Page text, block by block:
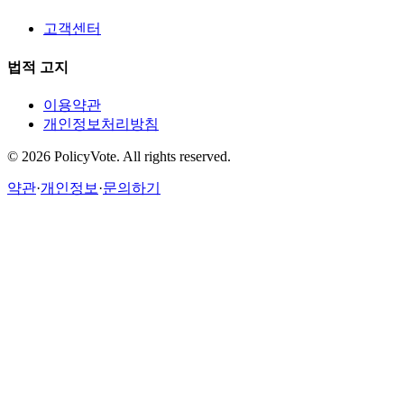
고객센터
법적 고지
이용약관
개인정보처리방침
© 2026 PolicyVote. All rights reserved.
약관·개인정보 ·문의하기